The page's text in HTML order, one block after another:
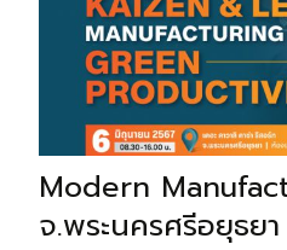
Modern
จ.พระนครศรีอยุธยา